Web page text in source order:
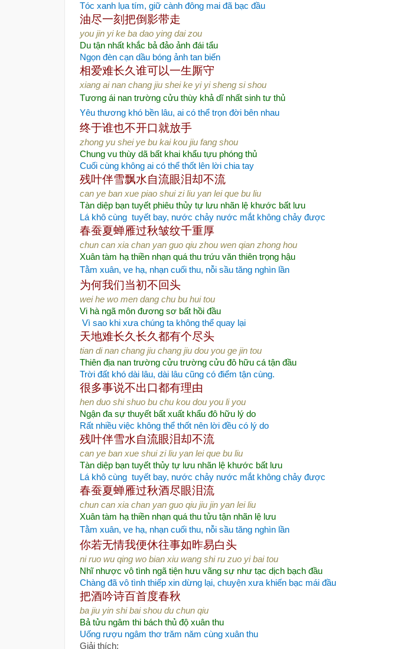
Tóc xanh lụa tím, giữ cành đông mai đã bạc đầu
油尽一刻把倒影带走
you jin yi ke ba dao ying dai zou
Du tận nhất khắc bả đảo ảnh đái tẩu
Ngọn đèn cạn dầu bóng ảnh tan biến
相爱难长久谁可以一生厮守
xiang ai nan chang jiu shei ke yi yi sheng si shou
Tương ái nan trường cửu thùy khả dĩ nhất sinh tư thủ
Yêu thương khó bền lâu, ai có thể trọn đời bên nhau
终于谁也不开口就放手
zhong yu shei ye bu kai kou jiu fang shou
Chung vu thùy dã bất khai khẩu tựu phóng thủ
Cuối cùng không ai có thể thốt lên lời chia tay
残叶伴雪飘水自流眼泪却不流
can ye ban xue piao shui zi liu yan lei que bu liu
Tàn diệp bạn tuyết phiêu thủy tự lưu nhãn lệ khước bất lưu
Lá khô cùng tuyết bay, nước chảy nước mắt không chảy được
春蚕夏蝉雁过秋皱纹千重厚
chun can xia chan yan guo qiu zhou wen qian zhong hou
Xuân tàm hạ thiền nhạn quá thu trứu văn thiên trọng hậu
Tằm xuân, ve hạ, nhạn cuối thu, nỗi sầu tăng nghìn lần
为何我们当初不回头
wei he wo men dang chu bu hui tou
Vi hà ngã môn đương sơ bất hồi đầu
Vì sao khi xưa chúng ta không thể quay lại
天地难长久长久都有个尽头
tian di nan chang jiu chang jiu dou you ge jin tou
Thiên địa nan trường cửu trường cửu đô hữu cá tận đầu
Trời đất khó dài lâu, dài lâu cũng có điểm tận cùng.
很多事说不出口都有理由
hen duo shi shuo bu chu kou dou you li you
Ngận đa sự thuyết bất xuất khẩu đô hữu lý do
Rất nhiều việc không thể thốt nên lời đều có lý do
残叶伴雪水自流眼泪却不流
can ye ban xue shui zi liu yan lei que bu liu
Tàn diệp bạn tuyết thủy tự lưu nhãn lệ khước bất lưu
Lá khô cùng tuyết bay, nước chảy nước mắt không chảy được
春蚕夏蝉雁过秋酒尽眼泪流
chun can xia chan yan guo qiu jiu jin yan lei liu
Xuân tàm hạ thiền nhạn quá thu tửu tận nhãn lệ lưu
Tằm xuân, ve hạ, nhạn cuối thu, nỗi sầu tăng nghìn lần
你若无情我便休往事如昨易白头
ni ruo wu qing wo bian xiu wang shi ru zuo yi bai tou
Nhĩ nhược vô tình ngã tiện hưu vãng sự như tạc dịch bạch đầu
Chàng đã vô tình thiếp xin dừng lại, chuyện xưa khiến bạc mái đầu
把酒吟诗百首度春秋
ba jiu yin shi bai shou du chun qiu
Bả tửu ngâm thi bách thủ độ xuân thu
Uống rượu ngâm thơ trăm năm cùng xuân thu
Giải thích: